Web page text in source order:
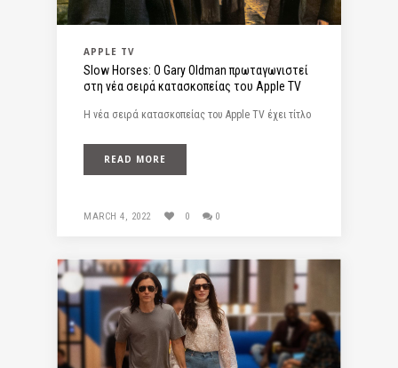
APPLE TV
Slow Horses: O Gary Oldman πρωταγωνιστεί
στη νέα σειρά κατασκοπείας του Apple TV
H νέα σειρά κατασκοπείας του Apple TV έχει τίτλο
READ MORE
MARCH 4, 2022 0 0